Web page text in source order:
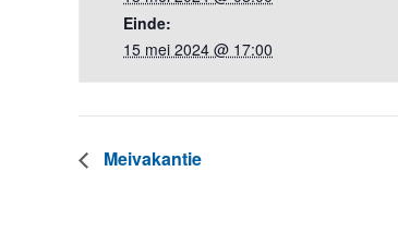
Einde:
15 mei 2024 @ 17:00
Meivakantie